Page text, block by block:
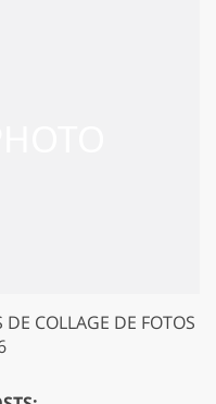
DE COLLAGE DE FOTOS